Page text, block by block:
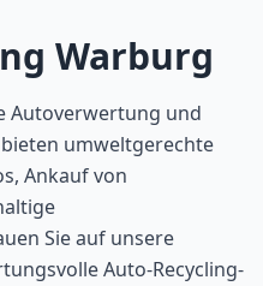
Warburg
Autoverwertung und
umweltgerechte
Ankauf von
Sie auf unsere
Auto-Recycling-